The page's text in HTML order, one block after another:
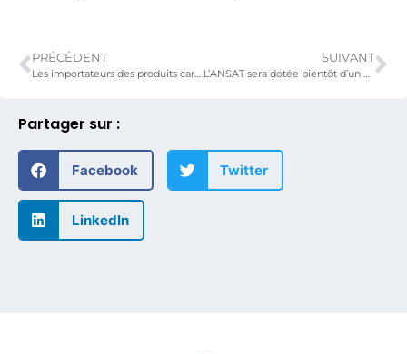
Partager sur :
Facebook Twitter
LinkedIn
PRÉCÉDENT
Les importateurs des produits carnés et les transformateurs des volailles locales en atelier pour la promotion de l’élevage et la consommation locale au Togo
SUIVANT
L’ANSAT sera dotée bientôt d’un manuel de procédures de gestion des stocks harmonisé avec les instruments de gouvernance de la Réserve Régionale de Sécurité Alimentaire de la CEDEAO.